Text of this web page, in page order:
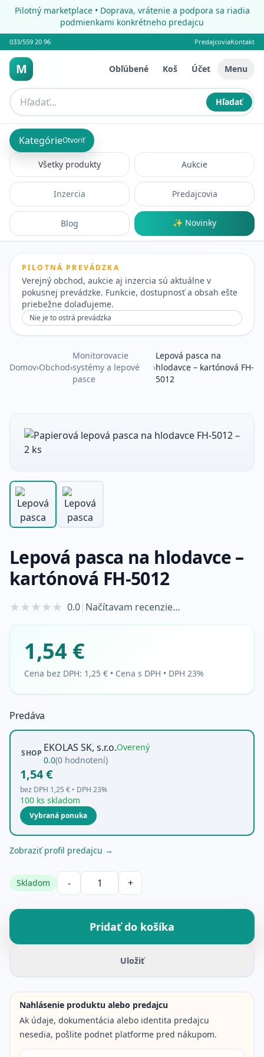
Pilotný marketplace • Doprava, vrátenie a podpora sa riadia
podmienkami konkrétneho predajcu
033/559 20 96 PredajcoviaKontakt
M Obľúbené Koš Účet Menu
Hľadať
KategórieOtvoriť
Všetky produkty Aukcie
Inzercia Predajcovia
Blog ✨ Novinky
PILOTNÁ PREVÁDZKA
Verejný obchod, aukcie aj inzercia sú aktuálne v
pokusnej prevádzke. Funkcie, dostupnosť a obsah ešte
priebežne dolaďujeme.
Nie je to ostrá prevádzka
Domov›Obchod›
Monitorovacie
systémy a lepové
pasce
›
Lepová pasca na
hlodavce – kartónová FH-
5012
Lepová pasca na hlodavce –
kartónová FH-5012
★★★★★ 0.0| Načítavam recenzie…
1,54 €
Cena bez DPH: 1,25 € • Cena s DPH • DPH 23%
Predáva
SHOP EKOLAS SK, s.r.o.Overený
0.0(0 hodnotení)
1,54 €
bez DPH 1,25 € • DPH 23%
100 ks skladom
Vybraná ponuka
Zobraziť profil predajcu →
Skladom -
Množstvo produktu
+
Pridať do košíka
Uložiť
Nahlásenie produktu alebo predajcu
Ak údaje, dokumentácia alebo identita predajcu
nesedia, pošlite podnet platforme pred nákupom.